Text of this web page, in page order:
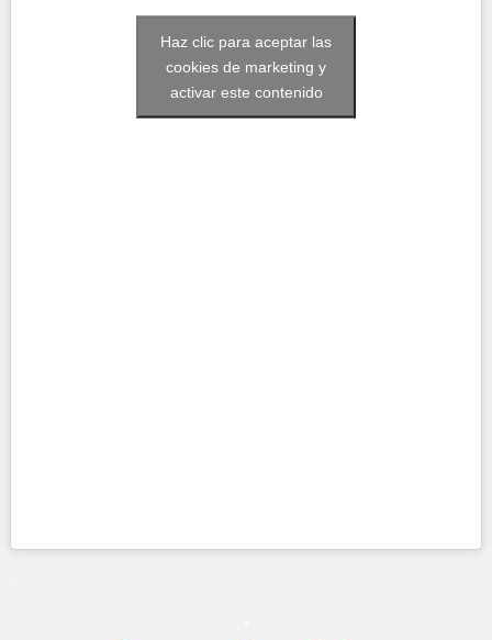
Haz clic para aceptar las
cookies de marketing y
activar este contenido